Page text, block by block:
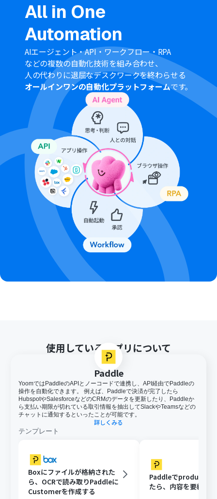
分岐はミニプラン以上のプランでご利用いただける機能
（オペレーション）となっております。フリープランの場
合は設定しているフローボットのオペレーションはエラ
ーとなりますので、ご注意ください。
ミニプランなどの有料プランは、2週間の無料トライアル
を行うことが可能です。無料トライアル中には制限対象の
アプリや機能（オペレーション）を使用することができ
ます。
All in One
Automation
AIエージェント・API・ワークフロー・RPA
などの複数の自動化技術を組み合わせ、
人の代わりに退屈なデスクワークを終わらせる
オールインワンの自動化プラットフォームです。
使用しているアプリについて
Paddle
YoomではPaddleのAPIとノーコードで連携し、API経由でPaddleの
操作を自動化できます。 例えば、Paddleで決済が完了したら
HubspotやSalesforceなどのCRMのデータを更新したり、Paddleか
ら支払い期限が切れている取引情報を抽出してSlackやTeamsなどの
チャットに通知するといったことが可能です。
詳しくみる
テンプレート
Boxにファイルが格納された
ら、OCRで読み取りPaddleに
Customerを作成する
Paddleでproductが
たら、内容を要約し